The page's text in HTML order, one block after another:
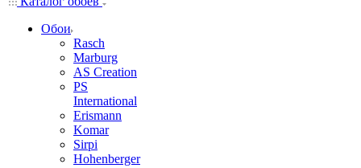
Обои
Rasch
Marburg
AS Creation
PS
International
Erismann
Komar
Sirpi
Hohenberger